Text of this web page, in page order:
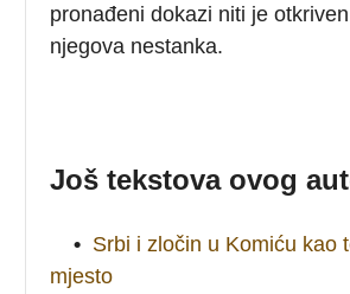
pronađeni dokazi niti je
njegova nestanka.
Još tekstova ovog
• Srbi i zločin u Komiću kao
mjesto